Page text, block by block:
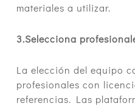
materiales a utilizar.
3.Selecciona
La elección del equipo
profesionales con
referencias. Las